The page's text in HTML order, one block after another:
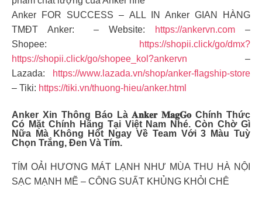
Anker FOR SUCCESS – ALL IN Anker GIAN HÀNG
TMĐT Anker: – Website:
https://ankervn.com –
Shopee:
https://shopii.click/go/dmx?
https://shopii.click/go/shopee_kol?ankervn –
Lazada:
https://www.lazada.vn/shop/anker-flagship-store
– Tiki: https://tiki.vn/thuong-hieu/anker.html
Anker Xin Thông Báo Là 𝐀𝐧𝐤𝐞𝐫 𝐌𝐚𝐠𝐆𝐨 Chính Thức
Có Mặt Chính Hãng Tại Việt Nam Nhé. Còn Chờ Gì
Nữa Mà Không Hốt Ngay Về Team Với 3 Màu Tuỳ
Chọn Trắng, Đen Và Tím.
TÍM OẢI HƯƠNG MÁT LẠNH NHƯ MÙA THU HÀ NỘI
SẠC MẠNH MẼ – CÔNG SUẤT KHỦNG KHỎI CHÊ